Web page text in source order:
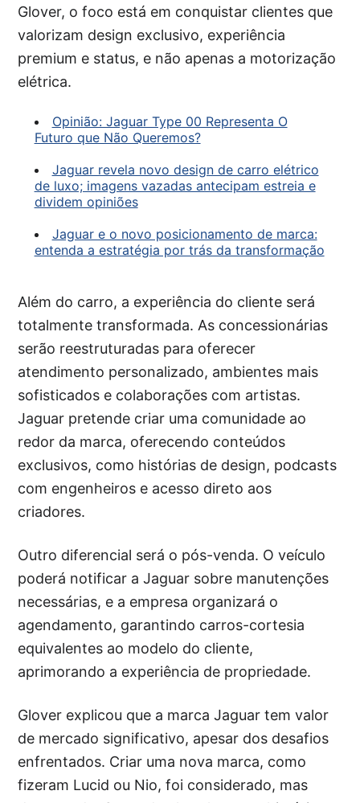
Glover, o foco está em conquistar clientes que
valorizam design exclusivo, experiência
premium e status, e não apenas a motorização
elétrica.
Opinião: Jaguar Type 00 Representa O
Futuro que Não Queremos?
Jaguar revela novo design de carro elétrico
de luxo; imagens vazadas antecipam estreia e
dividem opiniões
Jaguar e o novo posicionamento de marca:
entenda a estratégia por trás da transformação
Além do carro, a experiência do cliente será
totalmente transformada. As concessionárias
serão reestruturadas para oferecer
atendimento personalizado, ambientes mais
sofisticados e colaborações com artistas.
Jaguar pretende criar uma comunidade ao
redor da marca, oferecendo conteúdos
exclusivos, como histórias de design, podcasts
com engenheiros e acesso direto aos
criadores.
Outro diferencial será o pós-venda. O veículo
poderá notificar a Jaguar sobre manutenções
necessárias, e a empresa organizará o
agendamento, garantindo carros-cortesia
equivalentes ao modelo do cliente,
aprimorando a experiência de propriedade.
Glover explicou que a marca Jaguar tem valor
de mercado significativo, apesar dos desafios
enfrentados. Criar uma nova marca, como
fizeram Lucid ou Nio, foi considerado, mas